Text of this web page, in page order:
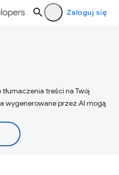
Zaloguj się
treści na Twój
wygenerowane przez AI mogą